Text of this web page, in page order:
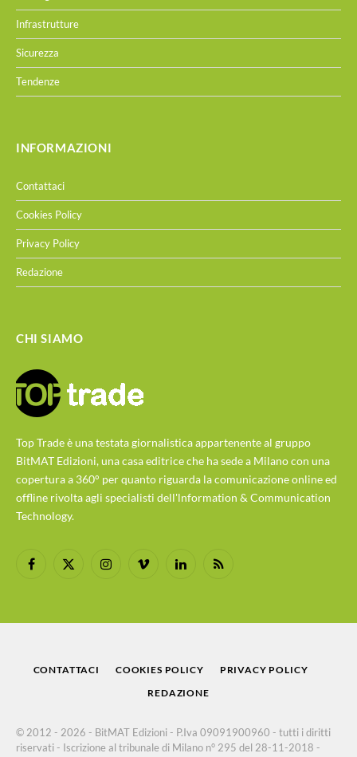
Infrastrutture
Sicurezza
Tendenze
INFORMAZIONI
Contattaci
Cookies Policy
Privacy Policy
Redazione
CHI SIAMO
Top Trade è una testata giornalistica appartenente al gruppo
BitMAT Edizioni, una casa editrice che ha sede a Milano con una
copertura a 360° per quanto riguarda la comunicazione online ed
offline rivolta agli specialisti dell'lnformation & Communication
Technology.
Facebook
X
InstagramVimeo LinkedInRSS
CONTATTACI COOKIES POLICY
PRIVACY POLICY
REDAZIONE
© 2012 - 2026 - BitMAT Edizioni - P.Iva 09091900960 - tutti i diritti
riservati - Iscrizione al tribunale di Milano n° 295 del 28-11-2018 -